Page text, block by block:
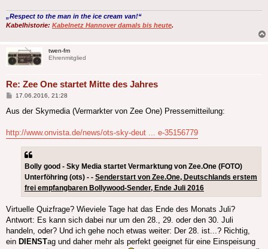
„Respect to the man in the ice cream van!“
Kabelhistorie: Kabelnetz Hannover damals bis heute.
twen-fm
Ehrenmitglied
Re: Zee One startet Mitte des Jahres
Beitrag
17.06.2016, 21:28
Aus der Skymedia (Vermarkter von Zee One) Pressemitteilung:
http://www.onvista.de/news/ots-sky-deut ... e-35156779
Bolly good - Sky Media startet Vermarktung von Zee.One (FOTO)
Unterföhring (ots) - - Senderstart von Zee.One, Deutschlands erstem
frei empfangbaren Bollywood-Sender, Ende Juli 2016
Virtuelle Quizfrage? Wieviele Tage hat das Ende des Monats Juli?
Antwort: Es kann sich dabei nur um den 28., 29. oder den 30. Juli
handeln, oder? Und ich gehe noch etwas weiter: Der 28. ist...? Richtig,
ein DIENSTag und daher mehr als perfekt geeignet für eine Einspeisung